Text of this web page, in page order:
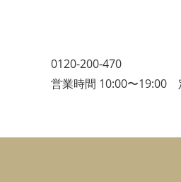
0120-200-470
営業時間 10:00〜19:00